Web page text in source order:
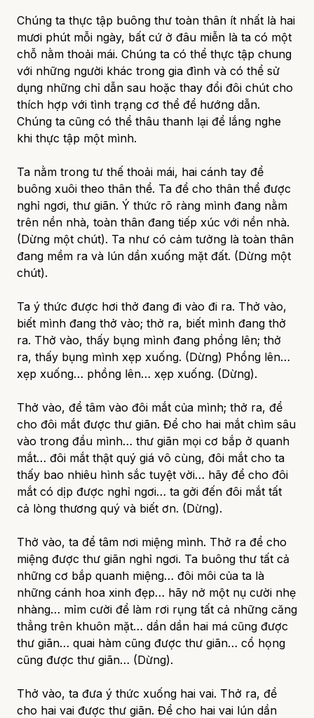
Chúng ta thực tập buông thư toàn thân ít nhất là hai
mươi phút mỗi ngày, bất cứ ở đâu miễn là ta có một
chỗ nằm thoải mái. Chúng ta có thể thực tập chung
với những người khác trong gia đình và có thể sử
dụng những chỉ dẫn sau hoặc thay đổi đôi chút cho
thích hợp với tình trạng cơ thể để hướng dẫn.
Chúng ta cũng có thể thâu thanh lại để lắng nghe
khi thực tập một mình.
Ta nằm trong tư thế thoải mái, hai cánh tay để
buông xuôi theo thân thể. Ta để cho thân thể được
nghỉ ngơi, thư giãn. Ý thức rõ ràng mình đang nằm
trên nền nhà, toàn thân đang tiếp xúc với nền nhà.
(Dừng một chút). Ta như có cảm tưởng là toàn thân
đang mềm ra và lún dần xuống mặt đất. (Dừng một
chút).
Ta ý thức được hơi thở đang đi vào đi ra. Thở vào,
biết mình đang thở vào; thở ra, biết mình đang thở
ra. Thở vào, thấy bụng mình đang phồng lên; thở
ra, thấy bụng mình xẹp xuống. (Dừng) Phồng lên…
xẹp xuống… phồng lên… xẹp xuống. (Dừng).
Thở vào, để tâm vào đôi mắt của mình; thở ra, để
cho đôi mắt được thư giãn. Để cho hai mắt chìm sâu
vào trong đầu mình… thư giãn mọi cơ bắp ở quanh
mắt… đôi mắt thật quý giá vô cùng, đôi mắt cho ta
thấy bao nhiêu hình sắc tuyệt vời… hãy để cho đôi
mắt có dịp được nghỉ ngơi… ta gởi đến đôi mắt tất
cả lòng thương quý và biết ơn. (Dừng).
Thở vào, ta để tâm nơi miệng mình. Thở ra để cho
miệng được thư giãn nghỉ ngơi. Ta buông thư tất cả
những cơ bắp quanh miệng… đôi môi của ta là
những cánh hoa xinh đẹp… hãy nở một nụ cười nhẹ
nhàng… mỉm cười để làm rơi rụng tất cả những căng
thẳng trên khuôn mặt… dần dần hai má cũng được
thư giãn… quai hàm cũng được thư giãn… cổ họng
cũng được thư giãn… (Dừng).
Thở vào, ta đưa ý thức xuống hai vai. Thở ra, để
cho hai vai được thư giãn. Để cho hai vai lún dần